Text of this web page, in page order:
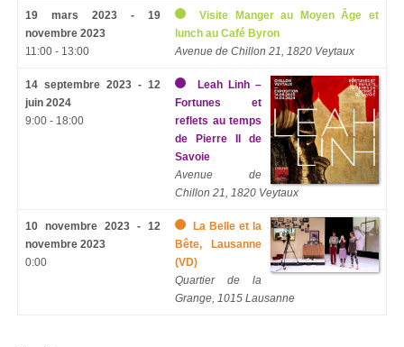
19 mars 2023 - 19
novembre 2023
11:00 - 13:00
Visite Manger au Moyen Âge et
lunch au Café Byron
Avenue de Chillon 21, 1820 Veytaux
14 septembre 2023 - 12
juin 2024
9:00 - 18:00
Leah Linh –
Fortunes et
reflets au temps
de Pierre II de
Savoie
Avenue de
Chillon 21, 1820 Veytaux
10 novembre 2023 - 12
novembre 2023
0:00
La Belle et la
Bête, Lausanne
(VD)
Quartier de la
Grange, 1015 Lausanne